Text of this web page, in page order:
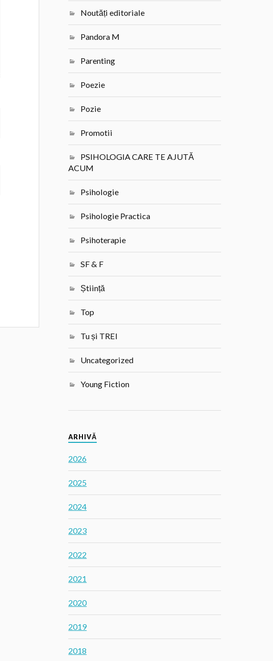
Noutăți editoriale
Pandora M
Parenting
Poezie
Pozie
Promotii
PSIHOLOGIA CARE TE AJUTĂ
ACUM
Psihologie
Psihologie Practica
Psihoterapie
SF & F
Știință
Top
Tu și TREI
Uncategorized
Young Fiction
ARHIVĂ
2026
2025
2024
2023
2022
2021
2020
2019
2018